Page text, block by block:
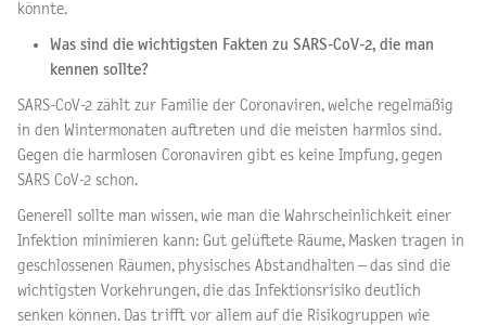
könnte.
Was sind die wichtigsten Fakten zu SARS-CoV-2, die man
kennen sollte?
SARS-CoV-2 zählt zur Familie der Coronaviren, welche regelmäßig
in den Wintermonaten auftreten und die meisten harmlos sind.
Gegen die harmlosen Coronaviren gibt es keine Impfung, gegen
SARS CoV-2 schon.
Generell sollte man wissen, wie man die Wahrscheinlichkeit einer
Infektion minimieren kann: Gut gelüftete Räume, Masken tragen in
geschlossenen Räumen, physisches Abstandhalten – das sind die
wichtigsten Vorkehrungen, die das Infektionsrisiko deutlich
senken können. Das trifft vor allem auf die Risikogruppen wie